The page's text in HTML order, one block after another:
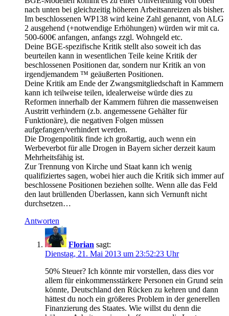
nach unten bei gleichzeitig höheren Arbeitsanreizen als bisher.
Im beschlossenen WP138 wird keine Zahl genannt, von ALG
2 ausgehend (+notwendige Erhöhungen) würden wir mit ca.
500-600€ anfangen, anfangs zzgl. Wohngeld etc.
Deine BGE-spezifische Kritik stellt also soweit ich das
beurteilen kann in wesentlichen Teile keine Kritik der
beschlossenen Positionen dar, sondern nur Kritik an von
irgendjemandem ™ geäußerten Positionen.
Deine Kritik am Ende der Zwangsmitgliedschaft in Kammern
kann ich teilweise teilen, idealerweise würde dies zu
Reformen innerhalb der Kammern führen die massenweisen
Austritt verhindern (z.b. angemessene Gehälter für
Funktionäre), die negativen Folgen müssen
aufgefangen/verhindert werden.
Die Drogenpolitik finde ich großartig, auch wenn ein
Werbeverbot für alle Drogen in Bayern sicher derzeit kaum
Mehrheitsfähig ist.
Zur Trennung von Kirche und Staat kann ich wenig
qualifiziertes sagen, wobei hier auch die Kritik sich immer auf
beschlossene Positionen beziehen sollte. Wenn alle das Feld
den laut brüllenden Überlassen, kann sich Vernunft nicht
durchsetzen…
Antworten
Florian sagt:
Dienstag, 21. Mai 2013 um 23:52:23 Uhr
50% Steuer? Ich könnte mir vorstellen, dass dies vor
allem für einkommensstärkere Personen ein Grund sein
könnte, Deutschland den Rücken zu kehren und dann
hättest du noch ein größeres Problem in der generellen
Finanzierung des Staates. Wie willst du denn die